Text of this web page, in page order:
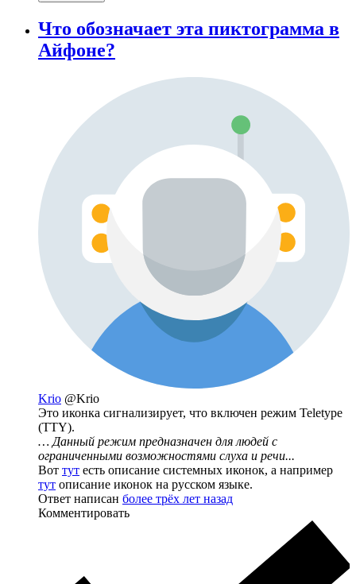
Что обозначает эта пиктограмма в
Айфоне?
Krio @Krio
Это иконка сигнализирует, что включен режим Teletype
(TTY).
… Данный режим предназначен для людей с
ограниченными возможностями слуха и речи...
Вот тут есть описание системных иконок, а например
тут описание иконок на русском языке.
Ответ написан более трёх лет назад
Комментировать